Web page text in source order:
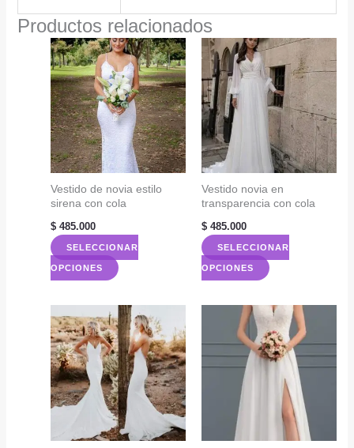
Productos relacionados
Vestido de novia estilo
sirena con cola
$485.000
SELECCIONAR
OPCIONES
Este
tiene
múltiples
variantes.
Las
opciones
se
pueden
Vestido novia en
transparencia con cola
$ 485.000
SELECCIONAR
OPCIONES
Este
tiene
múltiples
variantes.
Las
opciones
pueden